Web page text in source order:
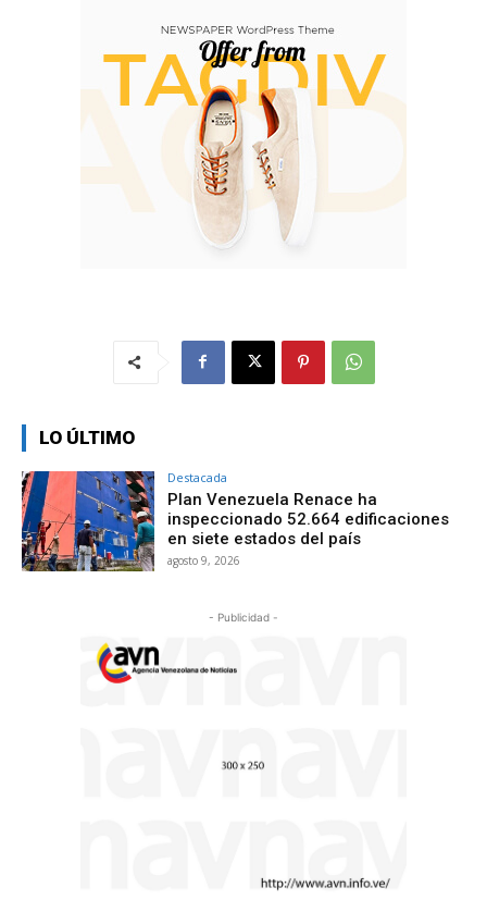
LO ÚLTIMO
Destacada
Plan Venezuela Renace ha
inspeccionado 52.664 edificaciones
en siete estados del país
agosto 9, 2026
- Publicidad -